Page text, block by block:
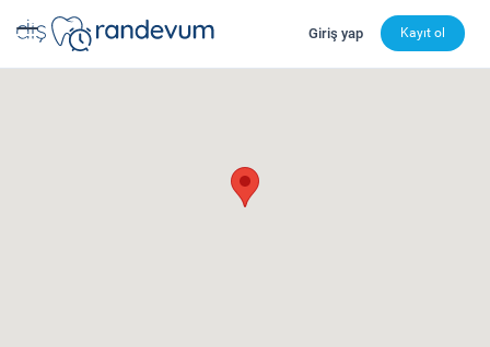
dishekimleri.net - Diş Hekimi Bul, Yorumları İncele ve
Giriş yap Kayıt ol